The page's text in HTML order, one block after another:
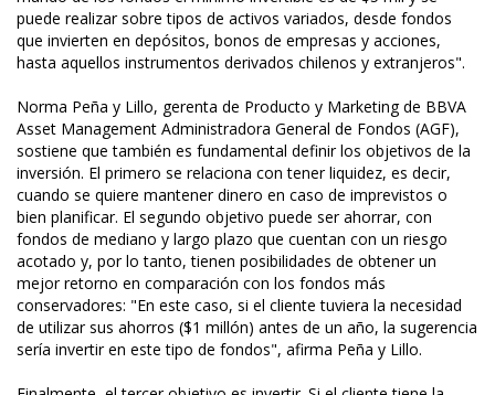
puede realizar sobre tipos de activos variados, desde fondos
que invierten en depósitos, bonos de empresas y acciones,
hasta aquellos instrumentos derivados chilenos y extranjeros".
Norma Peña y Lillo, gerenta de Producto y Marketing de BBVA
Asset Management Administradora General de Fondos (AGF),
sostiene que también es fundamental definir los objetivos de la
inversión. El primero se relaciona con tener liquidez, es decir,
cuando se quiere mantener dinero en caso de imprevistos o
bien planificar. El segundo objetivo puede ser ahorrar, con
fondos de mediano y largo plazo que cuentan con un riesgo
acotado y, por lo tanto, tienen posibilidades de obtener un
mejor retorno en comparación con los fondos más
conservadores: "En este caso, si el cliente tuviera la necesidad
de utilizar sus ahorros ($1 millón) antes de un año, la sugerencia
sería invertir en este tipo de fondos", afirma Peña y Lillo.